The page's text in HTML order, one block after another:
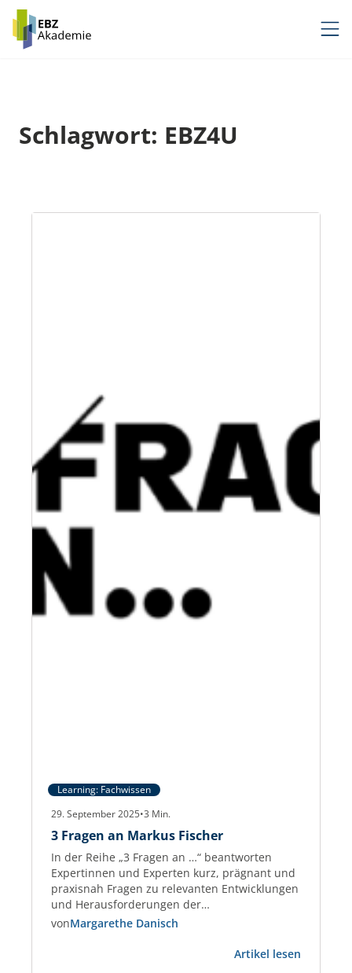
Zum
Inhalt
springen
Schlagwort: EBZ4U
Learning: Fachwissen
29. September 2025•3 Min.
3 Fragen an Markus Fischer
In der Reihe „3 Fragen an …“ beantworten
Expertinnen und Experten kurz, prägnant und
praxisnah Fragen zu relevanten Entwicklungen
und Herausforderungen der
Gewerbeimmobilien-Branche. Markus Fischer
taskforce – Management on Demand AG und
vonMargarethe Danisch
Artikel lesen